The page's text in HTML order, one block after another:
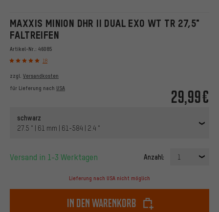
MAXXIS MINION DHR II DUAL EXO WT TR 27,5"
FALTREIFEN
Artikel-Nr.: 46085
18
29,99€
zzgl. Versandkosten
für Lieferung nach USA
schwarz
27.5 " | 61 mm | 61-584 | 2.4 "
Versand in 1-3 Werktagen Anzahl: 1
Lieferung nach USA nicht möglich
In den Warenkorb